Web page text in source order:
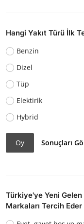
Hangi Yakıt Türü İlk
Benzin
Dizel
Tüp
Elektirik
Hybrid
Oy Sonuçları
Türkiye'ye Yeni Gelen
Markaları Tercih